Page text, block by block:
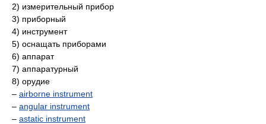
2) измерительный прибор
3) приборный
4) инструмент
5) оснащать приборами
6) аппарат
7) аппаратурный
8) орудие
– airborne instrument
– angular instrument
– astatic instrument